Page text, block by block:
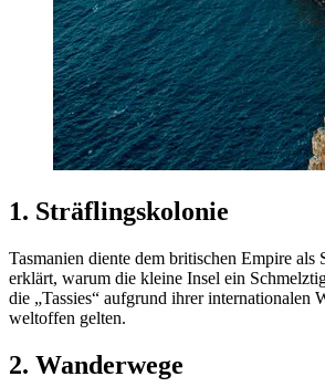
1. Sträflingskolonie
Tasmanien diente dem britischen Empire als
erklärt, warum die kleine Insel ein
die „Tassies“ aufgrund ihrer internationalen
weltoffen gelten.
2. Wanderwege